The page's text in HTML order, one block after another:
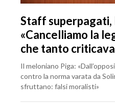
Staff superpagati,
«Cancelliamo la
che tanto
Il meloniano Piga:
contro la norma varata da
sfruttano: falsi moralisti»